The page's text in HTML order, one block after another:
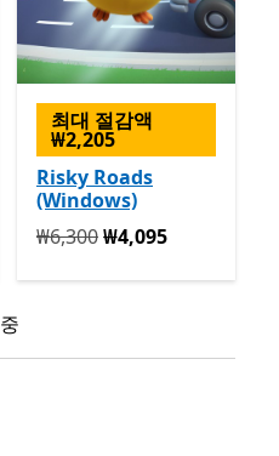
앱 구매 시 제공
최대 절감액
₩2,205
Risky Roads
(Windows)
원래 ₩6,300 지금 ₩4,095
₩6,300₩4,095